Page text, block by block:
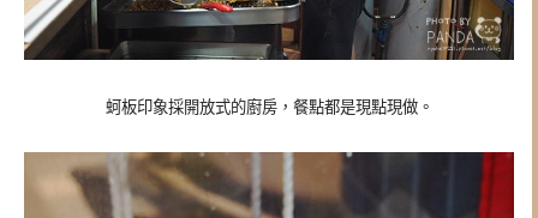
蚵板印象採開放式的廚房，餐點都是現點現做。